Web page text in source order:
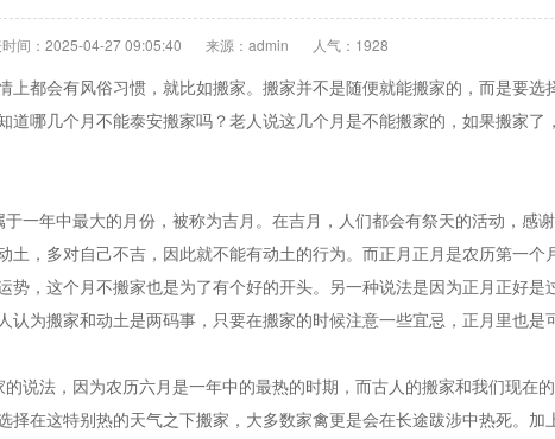
时间：2025-04-27 09:05:40 来源：admin 人气：1928
上都会有风俗习惯，就比如搬家。搬家并不是随便就能搬家的，而是要选
哪几个月不能泰安搬家吗？老人说这几个月是不能搬家的，如果搬家了
一年中最大的月份，被称为吉月。在吉月，人们都会有祭天的活动，感
，多对自己不吉，因此就不能有动土的行为。而正月正月是农历第一个
势，这个月不搬家也是为了有个好的开头。另一种说法是因为正月正好是
为搬家和动土是两码事，只要在搬家的时候注意一些宜忌，正月里也是
说法，因为农历六月是一年中的最热的时期，而古人的搬家和我们现在
择在这特别热的天气之下搬家，大多数家禽更是会在长途跋涉中热死。加